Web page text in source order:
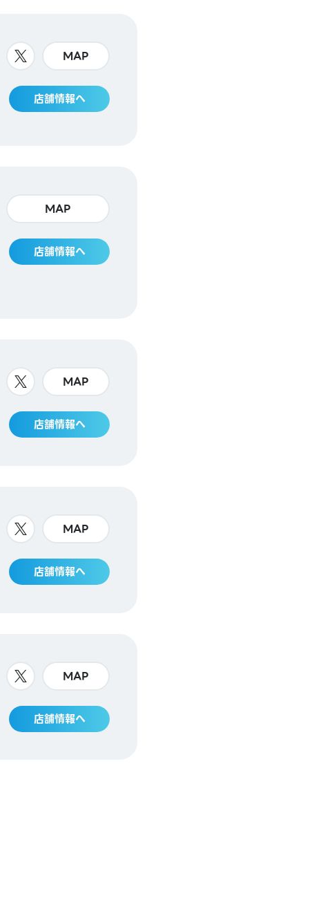
MAP
店舗情報へ
MAP
店舗情報へ
MAP
店舗情報へ
MAP
店舗情報へ
MAP
店舗情報へ